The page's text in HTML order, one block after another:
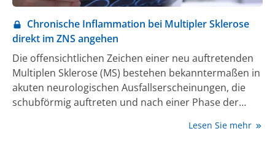
Chronische Inflammation bei Multipler Sklerose
direkt im ZNS angehen
Die offensichtlichen Zeichen einer neu auftretenden
Multiplen Sklerose (MS) bestehen bekanntermaßen in
akuten neurologischen Ausfallserscheinungen, die
schubförmig auftreten und nach einer Phase der
Residuen hinterlassen, zu einem anderen Teil aber in
Lesen Sie mehr